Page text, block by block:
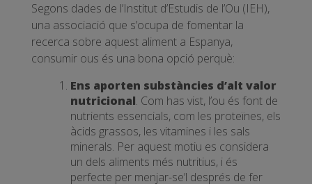
Segons dades de l’Institut d’Estudis de l’Ou (IEH),
una associació que s’ocupa de fomentar la
recerca sobre aquest aliment a Espanya,
consumir ous és una bona opció perquè:
Ens aporten substàncies d’alt valor
nutricional. Com has vist, l’ou és font de
nutrients essencials, com les proteïnes, els
àcids grassos, les vitamines i les sals
minerals. Per aquest motiu es considera
un dels aliments més nutritius, i és
perfecte per menjar-se’l després de fer